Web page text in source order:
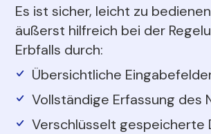
Es ist sicher, leicht zu
äußerst hilfreich bei der
Erbfalls durch:
Übersichtliche
Vollständige Erfassung des
Verschlüsselt gespeicherte